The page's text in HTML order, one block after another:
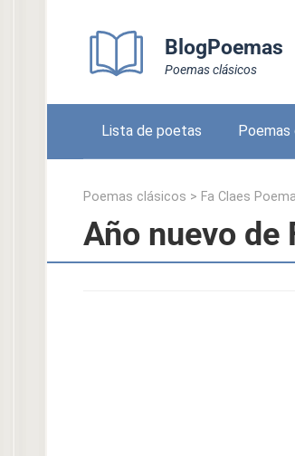
BlogPoemas
Poemas clásicos
Lista de poetas Poemas
Poemas clásicos > Fa Claes
Año nuevo de